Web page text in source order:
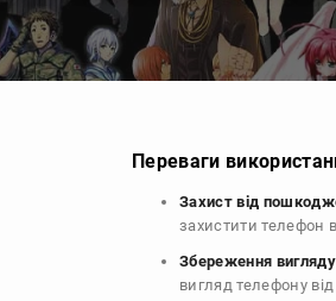
Переваги
Захист від
захистити телефон
Збереження вигляду
вигляд телефону